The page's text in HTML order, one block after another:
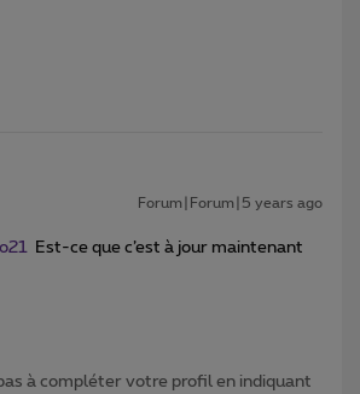
Forum|Forum|5 years ago
Est-ce que c’est à jour maintenant
à compléter votre profil en indiquant